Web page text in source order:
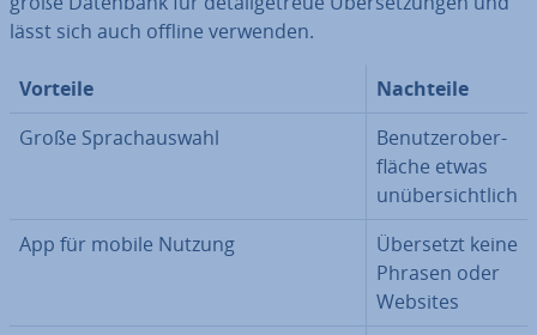
lässt sich auch offline verwenden.
Vorteile
Nachteile
Große Sprach­aus­wahl
Be­nut­zer­ober­
flä­che etwas
un­über­sicht­lich
App für mobile Nutzung
Übersetzt keine
Phrasen oder
Websites